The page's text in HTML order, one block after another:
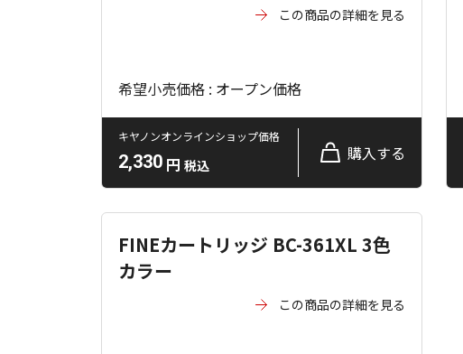
この商品の詳細を見る
希望小売価格 : オープン価格
キヤノンオンラインショップ価格
2,330 円 税込
購入する
FINEカートリッジ BC-361XL 3色
カラー
この商品の詳細を見る